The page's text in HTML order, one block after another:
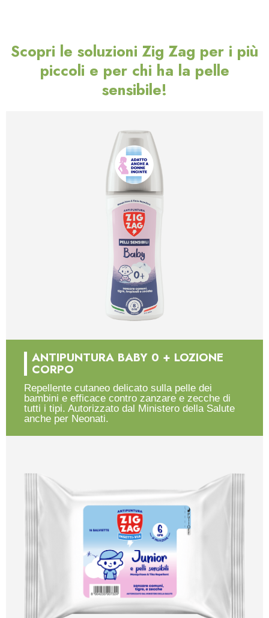
Scopri le soluzioni Zig Zag per i più
piccoli e per chi ha la pelle
sensibile!
ANTIPUNTURA BABY 0 + LOZIONE
CORPO
Repellente cutaneo delicato sulla pelle dei
bambini e efficace contro zanzare e zecche di
tutti i tipi. Autorizzato dal Ministero della Salute
anche per Neonati.